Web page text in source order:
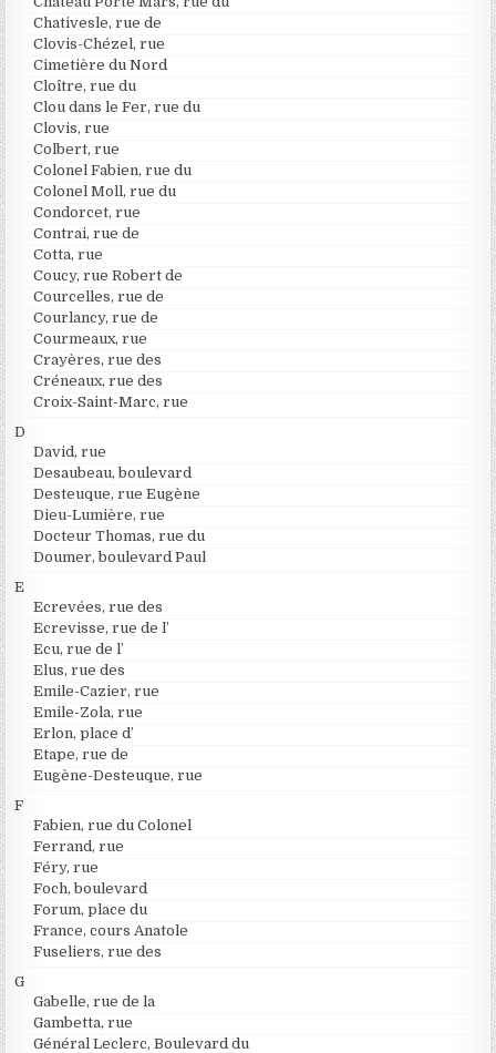
Chativesle, rue de
Clovis-Chézel, rue
Cimetière du Nord
Cloître, rue du
Clou dans le Fer, rue du
Clovis, rue
Colbert, rue
Colonel Fabien, rue du
Colonel Moll, rue du
Condorcet, rue
Contrai, rue de
Cotta, rue
Coucy, rue Robert de
Courcelles, rue de
Courlancy, rue de
Courmeaux, rue
Crayères, rue des
Créneaux, rue des
Croix-Saint-Marc, rue
D
David, rue
Desaubeau, boulevard
Desteuque, rue Eugène
Dieu-Lumière, rue
Docteur Thomas, rue du
Doumer, boulevard Paul
E
Ecrevées, rue des
Ecrevisse, rue de l’
Ecu, rue de l’
Elus, rue des
Emile-Cazier, rue
Emile-Zola, rue
Erlon, place d’
Etape, rue de
Eugène-Desteuque, rue
F
Fabien, rue du Colonel
Ferrand, rue
Féry, rue
Foch, boulevard
Forum, place du
France, cours Anatole
Fuseliers, rue des
G
Gabelle, rue de la
Gambetta, rue
Général Leclerc, Boulevard du